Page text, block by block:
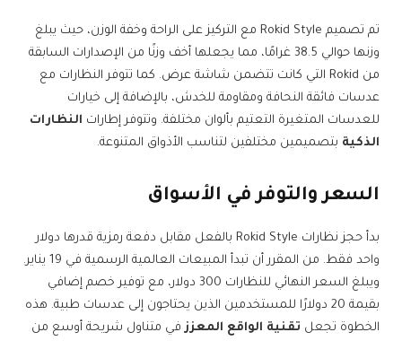
تم تصميم Rokid Style مع التركيز على الراحة وخفة الوزن، حيث يبلغ
وزنها حوالي 38.5 غرامًا، مما يجعلها أخف وزنًا من الإصدارات السابقة
من Rokid التي كانت تتضمن شاشة عرض. كما تتوفر النظارات مع
عدسات فائقة النحافة ومقاومة للخدش، بالإضافة إلى خيارات
للعدسات المتغيرة التعتيم بألوان مختلفة. وتتوفر إطارات النظارات
الذكية بتصميمين مختلفين لتناسب الأذواق المتنوعة.
السعر والتوفر في الأسواق
بدأ حجز نظارات Rokid Style بالفعل مقابل دفعة رمزية قدرها دولار
واحد فقط. من المقرر أن تبدأ المبيعات العالمية الرسمية في 19 يناير.
ويبلغ السعر النهائي للنظارات 300 دولار، مع توفير خصم إضافي
بقيمة 20 دولارًا للمستخدمين الذين يحتاجون إلى عدسات طبية. هذه
الخطوة تجعل تقنية الواقع المعزز في متناول شريحة أوسع من